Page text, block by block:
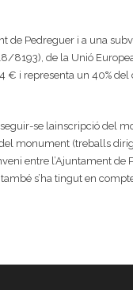
de Pedreguer i a una
de la Unió
€ i representa un 40%
se lainscripció del
monument (treballs
entre l’Ajuntament de
s’ha tingut en